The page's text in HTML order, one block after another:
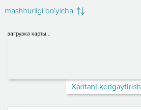
mashhurligi bo'yicha
загрузка карты...
Xaritani kengaytirish